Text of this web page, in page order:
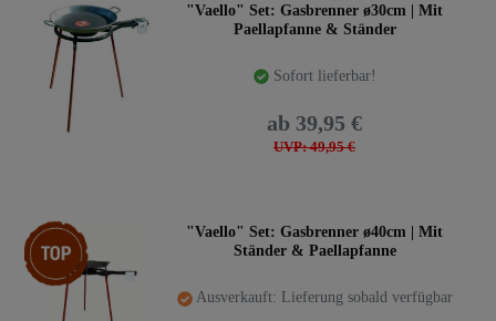
"Vaello" Set: Gasbrenner ø30cm | Mit
Paellapfanne & Ständer
Sofort lieferbar!
UVP: 49,95 €
ab 39,95 €
Top-Artikel
"Vaello" Set: Gasbrenner ø40cm | Mit
Ständer & Paellapfanne
Ausverkauft: Lieferung sobald verfügbar